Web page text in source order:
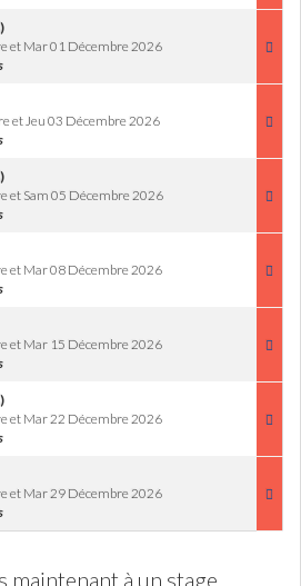
et Mar 01 Décembre 2026
et Jeu 03 Décembre 2026
et Sam 05 Décembre 2026
et Mar 08 Décembre 2026
et Mar 15 Décembre 2026
et Mar 22 Décembre 2026
et Mar 29 Décembre 2026
maintenant à un stage